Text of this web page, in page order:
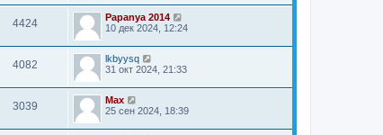
4424
Papanya 2014
10 дек 2024, 12:24
4082
lkbyysq
31 окт 2024, 21:33
3039
Мах
25 сен 2024, 18:39